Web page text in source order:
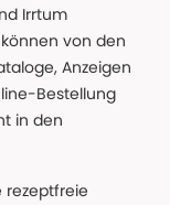
Irrtum
von den
Anzeigen
Bestellung
in den
rezeptfreie